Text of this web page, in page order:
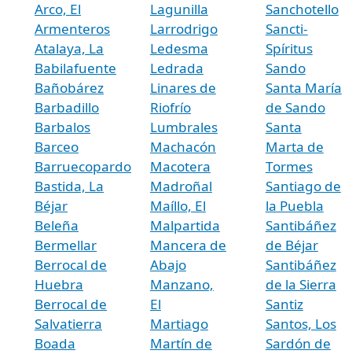
Arco, El
Armenteros
Atalaya, La
Babilafuente
Bañobárez
Barbadillo
Barbalos
Barceo
Barruecopardo
Bastida, La
Béjar
Beleña
Bermellar
Berrocal de
Huebra
Berrocal de
Salvatierra
Boada
Lagunilla
Larrodrigo
Ledesma
Ledrada
Linares de
Riofrío
Lumbrales
Machacón
Macotera
Madroñal
Maíllo, El
Malpartida
Mancera de
Abajo
Manzano,
El
Martiago
Martín de
Sanchotello
Sancti-
Spíritus
Sando
Santa María
de Sando
Santa
Marta de
Tormes
Santiago de
la Puebla
Santibáñez
de Béjar
Santibáñez
de la Sierra
Santiz
Santos, Los
Sardón de